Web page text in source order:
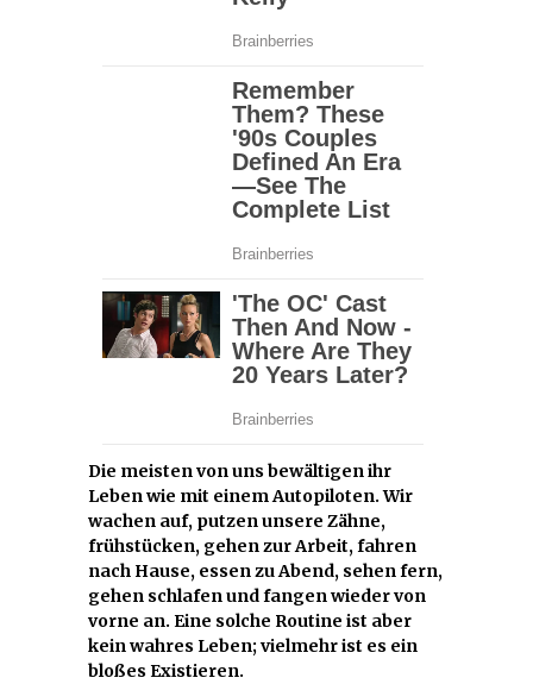
Die meisten von uns bewältigen ihr
Leben wie mit einem Autopiloten. Wir
wachen auf, putzen unsere Zähne,
frühstücken, gehen zur Arbeit, fahren
nach Hause, essen zu Abend, sehen fern,
gehen schlafen und fangen wieder von
vorne an. Eine solche Routine ist aber
kein wahres Leben; vielmehr ist es ein
bloßes Existieren.